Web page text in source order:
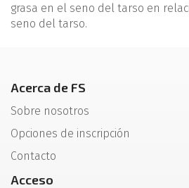
grasa en el seno del tarso en
seno del tarso.
Acerca de FS
Sobre nosotros
Opciones de inscripción
Contacto
Acceso